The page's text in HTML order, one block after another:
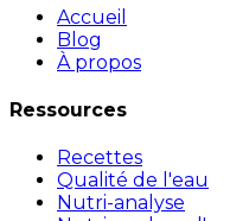
Accueil
Blog
À propos
Ressources
Recettes
Qualité de l'eau
Nutri-analyse